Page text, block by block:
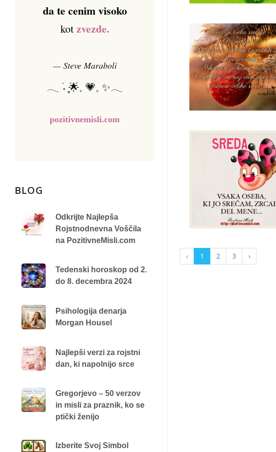
‹ 1 2 3 ›
da te cenim visoko
kot zvezde.
— Steve Maraboli
𓂃 ࣪˖ ִֶָ🌟𓈒 💗𓈒 ✨𓂃
pozitivnemisli.com
BLOG
Odkrijte Najlepša
Rojstnodnevna Voščila
na PozitivneMisli.com
Tedenski horoskop od 2.
do 8. decembra 2024
Psihologija denarja
Morgan Housel
Najlepši verzi za rojstni
dan, ki napolnijo srce
Gregorjevo – 50 verzov
in misli za praznik, ko se
ptički ženijo
Izberite Svoj Simbol